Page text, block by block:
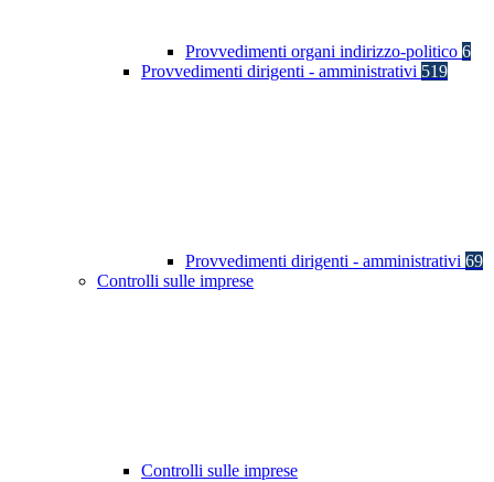
Provvedimenti organi indirizzo-politico 6
Provvedimenti dirigenti - amministrativi 519
Provvedimenti dirigenti - amministrativi 69
Controlli sulle imprese
Controlli sulle imprese